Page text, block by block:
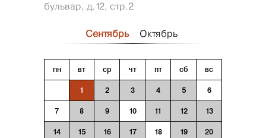
бульвар, д.12, стр.2
Сентябрь Октябрь
пн вт ср чт пт сб вс
1 2 3 4 5 6
7 8 9 10 11 12 13
14 15 16 17 18 19 20